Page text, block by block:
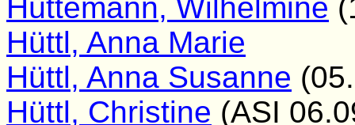
Hüttemann, Wilhelmine
Hüttl, Anna Marie
Hüttl, Anna Susanne
Hüttl, Christine (ASI